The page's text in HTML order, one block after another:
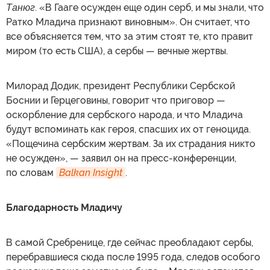
Танюг. «В Гааге осужден еще один серб, и мы знали, что
Ратко Младича признают виновным». Он считает, что
все объясняется тем, что за этим стоят те, кто правит
миром (то есть США), а сербы — вечные жертвы.
Милорад Додик, президент Республики Сербской
Боснии и Герцеговины, говорит что приговор —
оскорбление для сербского народа, и что Младича
будут вспоминать как героя, спасших их от геноцида.
«Пощечина сербским жертвам. За их страдания никто
не осужден», — заявил он на пресс-конференции,
по словам Balkan Insight .
Благодарность Младичу
В самой Сребренице, где сейчас преобладают сербы,
перебравшиеся сюда после 1995 года, следов особого